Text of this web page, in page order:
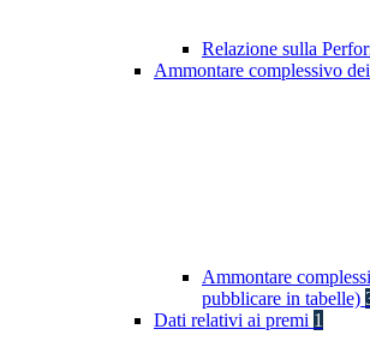
Relazione sulla
Ammontare complessivo
Ammontare
pubblicare in tabelle)
Dati relativi ai premi 1